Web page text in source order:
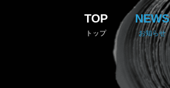
TOP
トップ
NEWS
お知らせ